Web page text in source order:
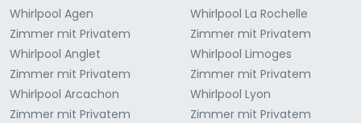
Whirlpool Agen
Zimmer mit Privatem
Whirlpool Anglet
Zimmer mit Privatem
Whirlpool Arcachon
Zimmer mit Privatem
Whirlpool La Rochelle
Zimmer mit Privatem
Whirlpool Limoges
Zimmer mit Privatem
Whirlpool Lyon
Zimmer mit Privatem